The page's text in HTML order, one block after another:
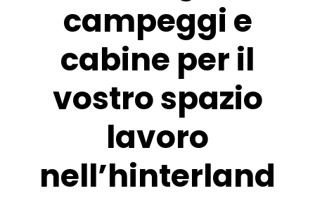
Diventare Host
Piazzole
Pianificazione viaggio
Chiedi a Howdy
campeggi e
cabine per il
vostro spazio
lavoro
nell’hinterland